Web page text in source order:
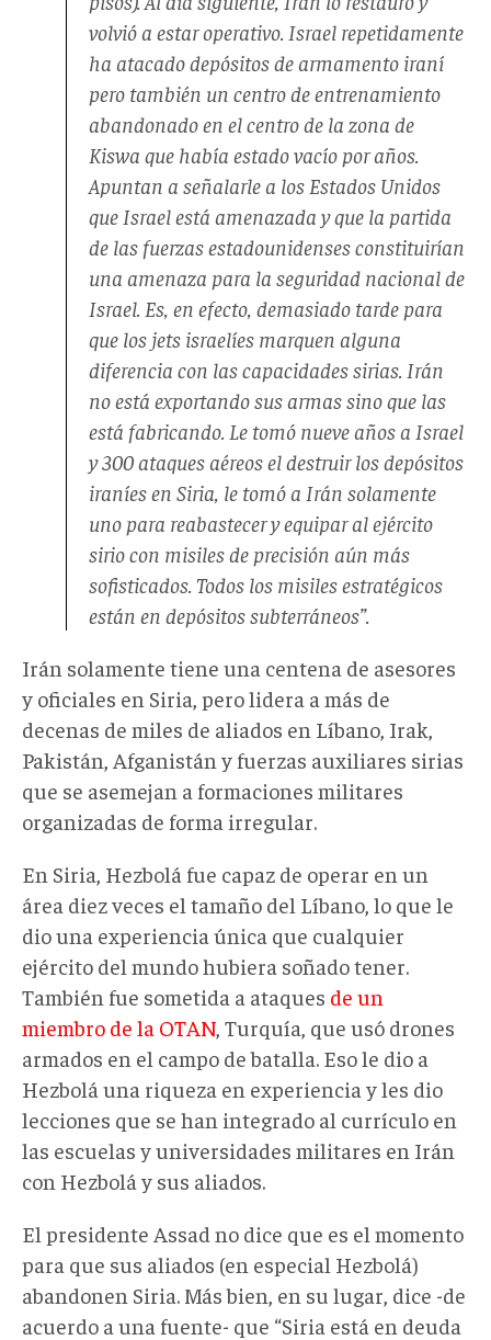
volvió a estar operativo. Israel repetidamente
ha atacado depósitos de armamento iraní
pero también un centro de entrenamiento
abandonado en el centro de la zona de
Kiswa que había estado vacío por años.
Apuntan a señalarle a los Estados Unidos
que Israel está amenazada y que la partida
de las fuerzas estadounidenses constituirían
una amenaza para la seguridad nacional de
Israel. Es, en efecto, demasiado tarde para
que los jets israelíes marquen alguna
diferencia con las capacidades sirias. Irán
no está exportando sus armas sino que las
está fabricando. Le tomó nueve años a Israel
y 300 ataques aéreos el destruir los depósitos
iraníes en Siria, le tomó a Irán solamente
uno para reabastecer y equipar al ejército
sirio con misiles de precisión aún más
sofisticados. Todos los misiles estratégicos
están en depósitos subterráneos”.
Irán solamente tiene una centena de asesores
y oficiales en Siria, pero lidera a más de
decenas de miles de aliados en Líbano, Irak,
Pakistán, Afganistán y fuerzas auxiliares sirias
que se asemejan a formaciones militares
organizadas de forma irregular.
En Siria, Hezbolá fue capaz de operar en un
área diez veces el tamaño del Líbano, lo que le
dio una experiencia única que cualquier
ejército del mundo hubiera soñado tener.
También fue sometida a ataques de un
miembro de la OTAN , Turquía, que usó drones
armados en el campo de batalla. Eso le dio a
Hezbolá una riqueza en experiencia y les dio
lecciones que se han integrado al currículo en
las escuelas y universidades militares en Irán
con Hezbolá y sus aliados.
El presidente Assad no dice que es el momento
para que sus aliados (en especial Hezbolá)
abandonen Siria. Más bien, en su lugar, dice -de
acuerdo a una fuente- que “Siria está en deuda